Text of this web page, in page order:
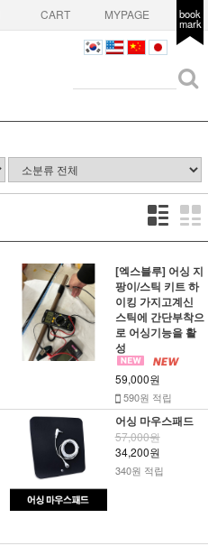
CART MYPAGE book
mark
[엑스블루] 어싱 지
팡이/스틱 키트 하
이킹 가지고계신
스틱에 간단부착으
로 어싱기능을 활
성
59,000원
590원 적립
어싱 마우스패드
57,000원
34,200원
340원 적립